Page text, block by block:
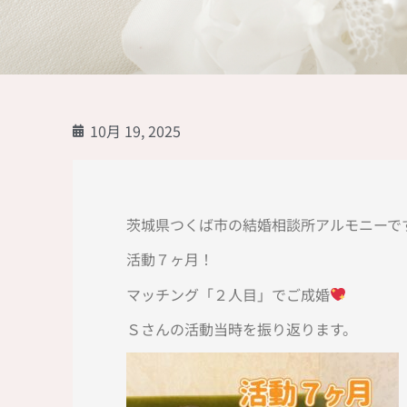
10月 19, 2025
茨城県つくば市の結婚相談所アルモニー
活動７ヶ月！
マッチング「２人目」でご成婚
Ｓさんの活動当時を振り返ります。